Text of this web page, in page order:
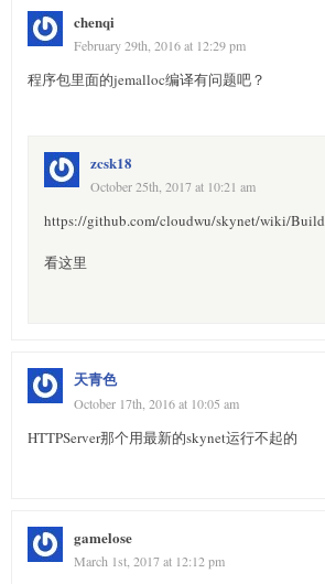
chenqi
February 29th, 2016 at 12:29 pm
程序包里面的jemalloc编译有问题吧？
zcsk18
October 25th, 2017 at 10:21 am
https://github.com/cloudwu/skynet/wiki/Build
看这里
天青色
October 17th, 2016 at 10:05 am
HTTPServer那个用最新的skynet运行不起的
gamelose
March 1st, 2017 at 12:12 pm